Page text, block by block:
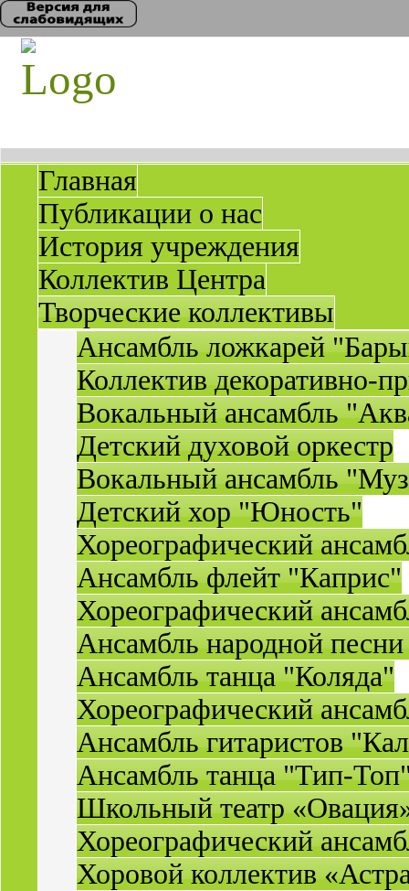
Главная
Публикации о нас
История учреждения
Коллектив Центра
Творческие коллективы
Ансамбль ложкарей
Коллектив декоративно-
Вокальный ансамбль
Детский духовой оркестр
Вокальный ансамбль
Детский хор "Юность"
Хореографический
Ансамбль флейт "Каприс"
Хореографический
Ансамбль народной
Ансамбль танца "Коляда"
Хореографический
Ансамбль гитаристов
Ансамбль танца "Тип-
Школьный театр
Хореографический
Хоровой коллектив